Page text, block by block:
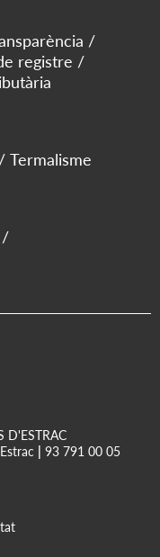
registre
Termalisme
D'ESTRAC
93 791 00 05